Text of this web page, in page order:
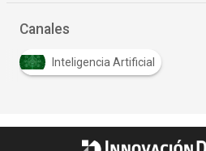
Canales
Inteligencia Artificial